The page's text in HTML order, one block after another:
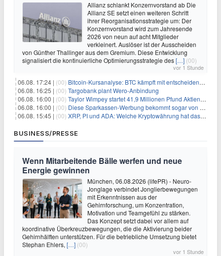
Allianz schlankt Konzernvorstand ab Die
Allianz SE setzt einen weiteren Schritt
ihrer Reorganisationsstrategie um: Der
Konzernvorstand wird zum Jahresende
2026 von neun auf acht Mitglieder
verkleinert. Auslöser ist der Ausscheiden
von Günther Thallinger aus dem Gremium. Diese Entwicklung
signalisiert die kontinuierliche Optimierungsstrategie des[…] (00)
vor 1 Stunde
06.08. 17:24 | (00) Bitcoin-Kursanalyse: BTC kämpft mit entscheidender $65K-Hürde, während sich ein Liquidationscluster aufbaut
06.08. 16:25 | (00) Targobank plant Wero-Anbindung
06.08. 16:00 | (00) Taylor Wimpey startet 41,9 Millionen Pfund Aktienrückkauf – was Anleger wissen müssen
06.08. 16:00 | (00) Diese Sparkassen-Werbung bekommt sogar von der Konkurrenz Lob
06.08. 15:45 | (00) XRP, PI und ADA: Welche Kryptowährung hat das größte Potenzial im nächsten Bullenmarkt?
BUSINESS/PRESSE
Wenn Mitarbeitende Bälle werfen und neue
Energie gewinnen
München, 06.08.2026 (lifePR) - Neuro-
Jonglage verbindet Jonglierbewegungen
mit Erkenntnissen aus der
Gehirnforschung, um Konzentration,
Motivation und Teamgefühl zu stärken.
Das Konzept setzt dabei vor allem auf
koordinative Überkreuzbewegungen, die die Aktivierung beider
Gehirnhälften unterstützen. Für die betriebliche Umsetzung bietet
Stephan Ehlers, […] (00)
vor 1 Stunde